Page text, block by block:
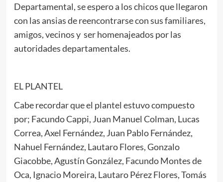
Departamental, se espero a los chicos que llegaron
con las ansias de reencontrarse con sus familiares,
amigos, vecinos y ser homenajeados por las
autoridades departamentales.
EL PLANTEL
Cabe recordar que el plantel estuvo compuesto
por; Facundo Cappi, Juan Manuel Colman, Lucas
Correa, Axel Fernández, Juan Pablo Fernández,
Nahuel Fernández, Lautaro Flores, Gonzalo
Giacobbe, Agustín González, Facundo Montes de
Oca, Ignacio Moreira, Lautaro Pérez Flores, Tomás